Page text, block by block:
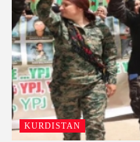
KURDISTAN